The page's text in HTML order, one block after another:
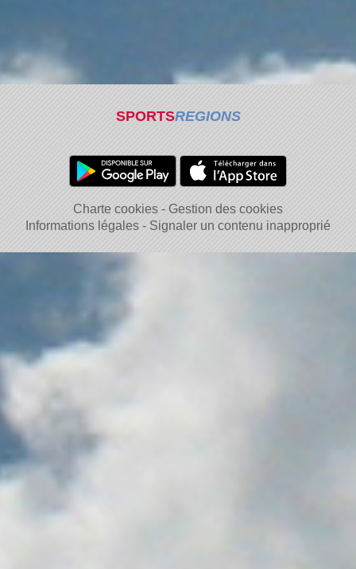
SPORTSREGIONS
Charte cookies
Gestion des cookies
Informations légales
Signaler un contenu inapproprié